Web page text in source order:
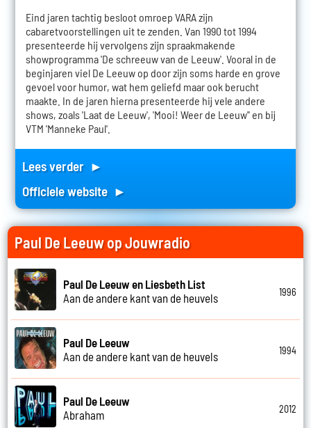
Eind jaren tachtig besloot omroep VARA zijn
cabaretvoorstellingen uit te zenden. Van 1990 tot 1994
presenteerde hij vervolgens zijn spraakmakende
showprogramma 'De schreeuw van de Leeuw'. Vooral in de
beginjaren viel De Leeuw op door zijn soms harde en grove
gevoel voor humor, wat hem geliefd maar ook berucht
maakte. In de jaren hierna presenteerde hij vele andere
shows, zoals 'Laat de Leeuw', 'Mooi! Weer de Leeuw'' en bij
VTM 'Manneke Paul'.
Lees verder ►
Officiele website ►
Paul De Leeuw op Jouwradio
Paul De Leeuw en Liesbeth List
Aan de andere kant van de heuvels
1996
Paul De Leeuw
Aan de andere kant van de heuvels
1994
Paul De Leeuw
Abraham
2012